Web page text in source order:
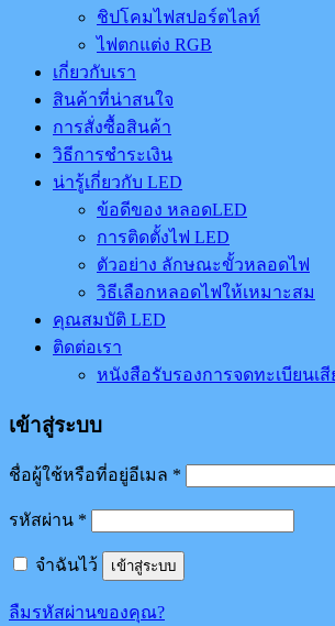
ชิปโคมไฟสปอร์ตไลท์
ไฟตกแต่ง RGB
เกี่ยวกับเรา
สินค้าที่น่าสนใจ
การสั่งซื้อสินค้า
วิธีการชำระเงิน
น่ารู้เกี่ยวกับ LED
ข้อดีของ หลอดLED
การติดตั้งไฟ LED
ตัวอย่าง ลักษณะขั้วหลอดไฟ
วิธีเลือกหลอดไฟให้เหมาะสม
คุณสมบัติ LED
ติดต่อเรา
หนังสือรับรองการจดทะเบียนเ
เข้าสู่ระบบ
ชื่อผู้ใช้หรือที่อยู่อีเมล *
รหัสผ่าน *
จำฉันไว้ เข้าสู่ระบบ
ลืมรหัสผ่านของคุณ?